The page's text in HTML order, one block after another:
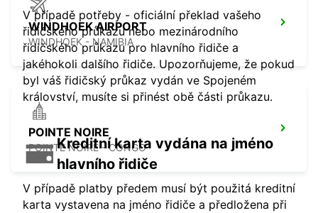
WINDHOEK AIRPORT
WINDHOEK - NAMIBIA
POINTE NOIRE
POINTE NOIRE - CONGO
V případě potřeby - oficiální překlad vašeho
řidičského průkazu nebo mezinárodního
řidičského průkazu pro hlavního řidiče a
jakéhokoli dalšího řidiče. Upozorňujeme, že pokud
byl váš řidičský průkaz vydán ve Spojeném
království, musíte si přinést obě části průkazu.
Kreditní karta vydána na jméno
hlavního řidiče
V případě platby předem musí být použitá kreditní
karta vystavena na jméno řidiče a předložena při